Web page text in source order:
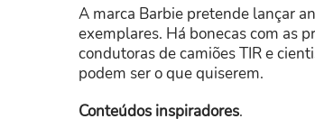
A marca Barbie pretende lançar
exemplares. Há bonecas com as
condutoras de camiões TIR e
podem ser o que quiserem.
Conteúdos inspiradores.